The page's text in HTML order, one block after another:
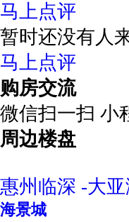
马上点评
暂时还没有人
马上点评
购房交流
微信扫一扫 小
周边楼盘
惠州临深 -大亚
海景城